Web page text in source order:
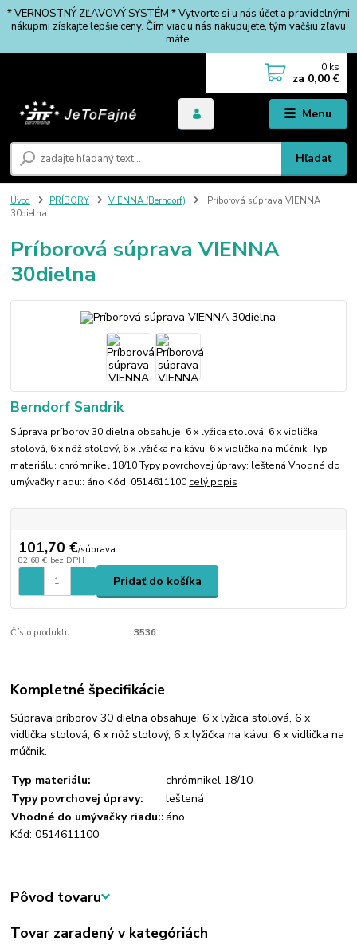
* VERNOSTNÝ ZĽAVOVÝ SYSTÉM * Vytvorte si u nás účet a pravidelnými
nákupmi získajte lepšie ceny. Čím viac u nás nakupujete, tým väčšiu zľavu
máte.
Menu
Hľadať
0 ks
za 0,00 €
Úvod PRÍBORY VIENNA (Berndorf)
Príborová súprava VIENNA
30dielna
Príborová súprava VIENNA
30dielna
Berndorf Sandrik
Súprava príborov 30 dielna obsahuje: 6 x lyžica stolová, 6 x vidlička
stolová, 6 x nôž stolový, 6 x lyžička na kávu, 6 x vidlička na múčnik. Typ
materiálu: chrómnikel 18/10 Typy povrchovej úpravy: leštená Vhodné do
umývačky riadu:: áno Kód: 0514611100 celý popis
101,70 €/súprava
82,68 € bez DPH
Pridať do košíka
Číslo produktu: 3536
Kompletné špecifikácie
Súprava príborov 30 dielna obsahuje: 6 x lyžica stolová, 6 x
vidlička stolová, 6 x nôž stolový, 6 x lyžička na kávu, 6 x vidlička na
múčnik.
Typ materiálu:
chrómnikel 18/10
Typy povrchovej úpravy:
leštená
Vhodné do umývačky riadu:: áno
Kód: 0514611100
Pôvod tovaru
Tovar zaradený v kategóriách